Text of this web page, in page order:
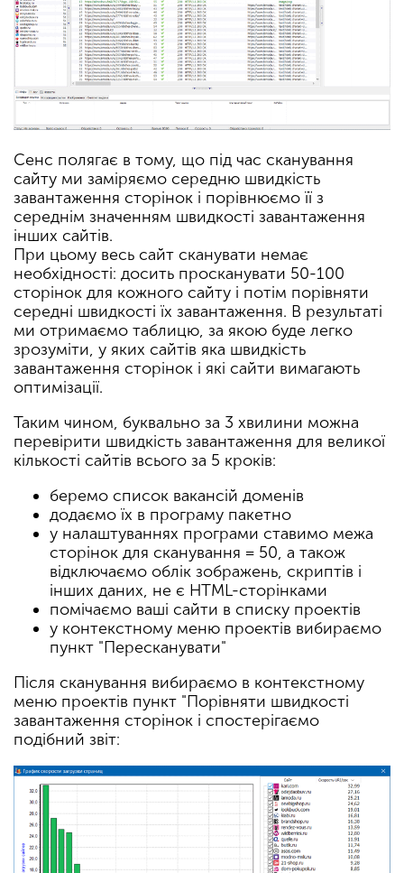
Сенс полягає в тому, що під час сканування
сайту ми заміряємо середню швидкість
завантаження сторінок і порівнюємо її з
середнім значенням швидкості завантаження
інших сайтів.
При цьому весь сайт сканувати немає
необхідності: досить просканувати 50-100
сторінок для кожного сайту і потім порівняти
середні швидкості їх завантаження. В результаті
ми отримаємо таблицю, за якою буде легко
зрозуміти, у яких сайтів яка швидкість
завантаження сторінок і які сайти вимагають
оптимізації.
Таким чином, буквально за 3 хвилини можна
перевірити швидкість завантаження для великої
кількості сайтів всього за 5 кроків:
беремо список вакансій доменів
додаємо їх в програму пакетно
у налаштуваннях програми ставимо межа
сторінок для сканування = 50, а також
відключаємо облік зображень, скриптів і
інших даних, не є HTML-сторінками
помічаємо ваші сайти в списку проектів
у контекстному меню проектів вибираємо
пункт "Пересканувати"
Після сканування вибираємо в контекстному
меню проектів пункт "Порівняти швидкості
завантаження сторінок і спостерігаємо
подібний звіт: